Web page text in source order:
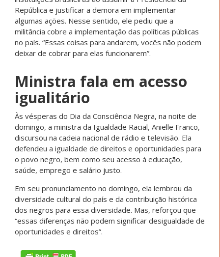
República e justificar a demora em implementar
algumas ações. Nesse sentido, ele pediu que a
militância cobre a implementação das políticas públicas
no país. “Essas coisas para andarem, vocês não podem
deixar de cobrar para elas funcionarem”.
Ministra fala em acesso
igualitário
Às vésperas do Dia da Consciência Negra, na noite de
domingo, a ministra da Igualdade Racial, Anielle Franco,
discursou na cadeia nacional de rádio e televisão. Ela
defendeu a igualdade de direitos e oportunidades para
o povo negro, bem como seu acesso à educação,
saúde, emprego e salário justo.
Em seu pronunciamento no domingo, ela lembrou da
diversidade cultural do país e da contribuição histórica
dos negros para essa diversidade. Mas, reforçou que
“essas diferenças não podem significar desigualdade de
oportunidades e direitos”.